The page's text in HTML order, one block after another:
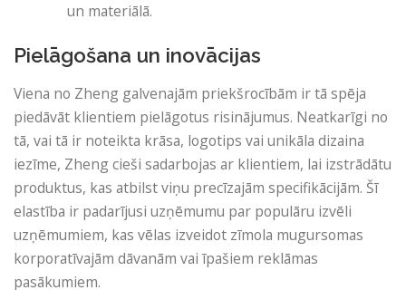
un materiālā.
Pielāgošana un inovācijas
Viena no Zheng galvenajām priekšrocībām ir tā spēja
piedāvāt klientiem pielāgotus risinājumus. Neatkarīgi no
tā, vai tā ir noteikta krāsa, logotips vai unikāla dizaina
iezīme, Zheng cieši sadarbojas ar klientiem, lai izstrādātu
produktus, kas atbilst viņu precīzajām specifikācijām. Šī
elastība ir padarījusi uzņēmumu par populāru izvēli
uzņēmumiem, kas vēlas izveidot zīmola mugursomas
korporatīvajām dāvanām vai īpašiem reklāmas
pasākumiem.